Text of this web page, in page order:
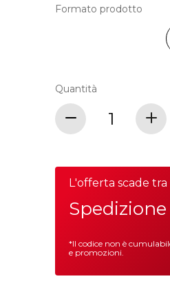
Formato prodotto
Quantità
L'offerta scade tra
*Il codice non è
e promozioni.